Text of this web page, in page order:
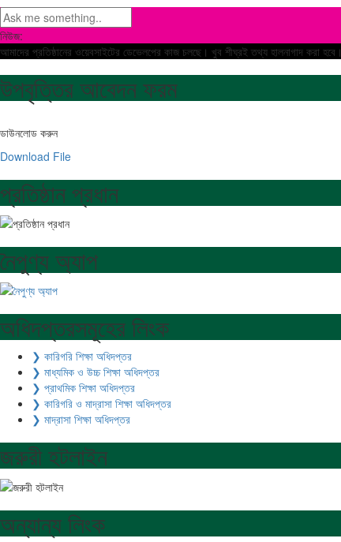
নিউজ:
আমাদের প্রতিষ্ঠানের ওয়েবসাইটের ডেভেলপের কাজ চলছে। খুব শীঘ্রই তথ্য হালনাগাদ করা হবে।
উপবৃত্তির আবেদন ফরম
ডাউনলোড করুন
Download File
প্রতিষ্ঠান প্রধান
নৈপুণ্য অ্যাপ
অধিদপ্তরসমূহের লিংক
❯ কারিগরি শিক্ষা অধিদপ্তর
❯ মাধ্যমিক ও উচ্চ শিক্ষা অধিদপ্তর
❯ প্রাথমিক শিক্ষা অধিদপ্তর
❯ কারিগরি ও মাদ্রাসা শিক্ষা অধিদপ্তর
❯ মাদ্রাসা শিক্ষা অধিদপ্তর
জরুরী হটলাইন
অন্যান্য লিংক